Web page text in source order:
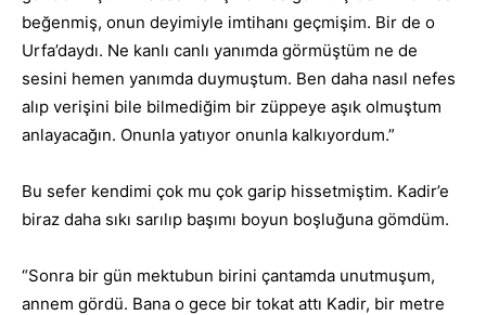
beğenmiş, onun deyimiyle imtihanı geçmişim. Bir de o
Urfa’daydı. Ne kanlı canlı yanımda görmüştüm ne de
sesini hemen yanımda duymuştum. Ben daha nasıl nefes
alıp verişini bile bilmediğim bir züppeye aşık olmuştum
anlayacağın. Onunla yatıyor onunla kalkıyordum.”
Bu sefer kendimi çok mu çok garip hissetmiştim. Kadir’e
biraz daha sıkı sarılıp başımı boyun boşluğuna gömdüm.
“Sonra bir gün mektubun birini çantamda unutmuşum,
annem gördü. Bana o gece bir tokat attı Kadir, bir metre